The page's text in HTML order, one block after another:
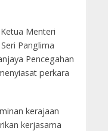
Menteri
Panglima
Pencegahan
perkara
kerajaan
kerjasama